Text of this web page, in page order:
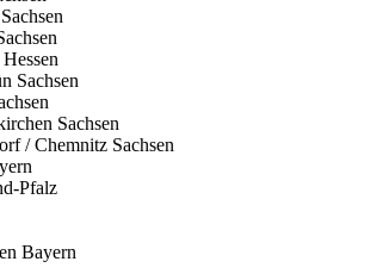
Sachsen
Hessen
Sachsen
Sachsen
/ Chemnitz Sachsen
Pfalz
Bayern